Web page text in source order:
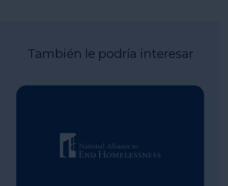
También le podría interesar